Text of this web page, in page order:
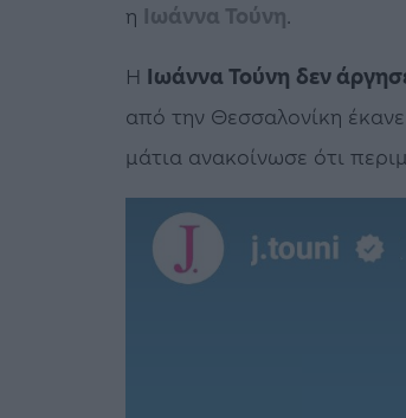
η Ιωάννα Τούνη.
Η Ιωάννα Τούνη δεν
από την Θεσσαλονίκη
μάτια ανακοίνωσε ότι